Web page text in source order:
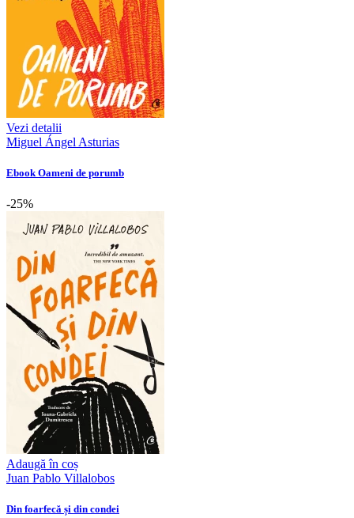
Vezi detalii
Miguel Ángel Asturias
Ebook Oameni de porumb
-25%
Adaugă în coș
Juan Pablo Villalobos
Din foarfecă și din condei